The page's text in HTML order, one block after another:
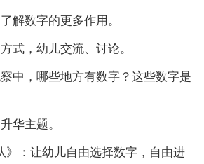
解数字的更多作用。
式，幼儿交流、讨论。
察中，哪些地方有数字？这些数字是
华主题。
》：让幼儿自由选择数字，自由进